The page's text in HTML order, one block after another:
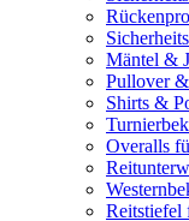
Mäntel &
Pullover
Shirts &
Overalls
Reitstiefel